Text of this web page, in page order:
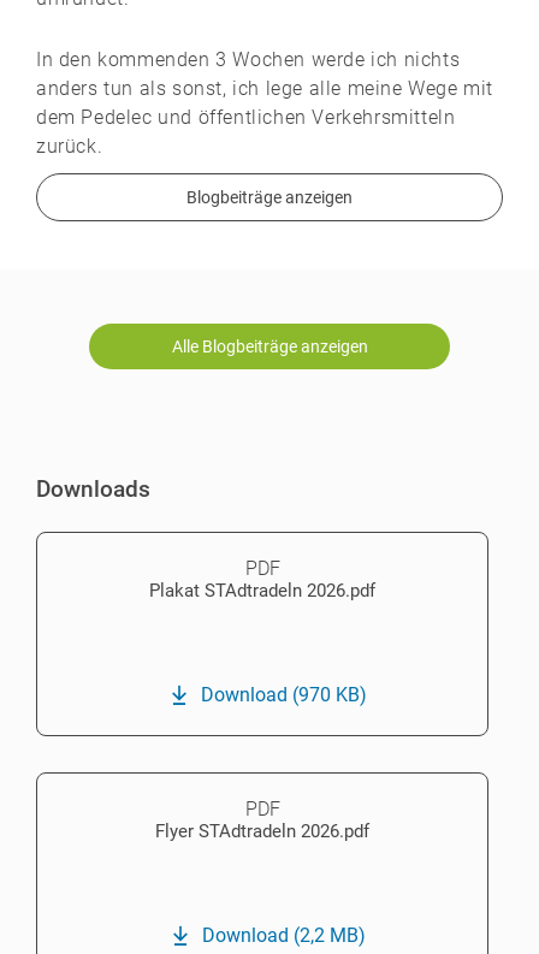
In den kommenden 3 Wochen werde ich nichts
anders tun als sonst, ich lege alle meine Wege mit
dem Pedelec und öffentlichen Verkehrsmitteln
zurück.
Blogbeiträge anzeigen
Alle Blogbeiträge anzeigen
Downloads
PDF
Plakat STAdtradeln 2026.pdf
Download (970 KB)
PDF
Flyer STAdtradeln 2026.pdf
Download (2,2 MB)